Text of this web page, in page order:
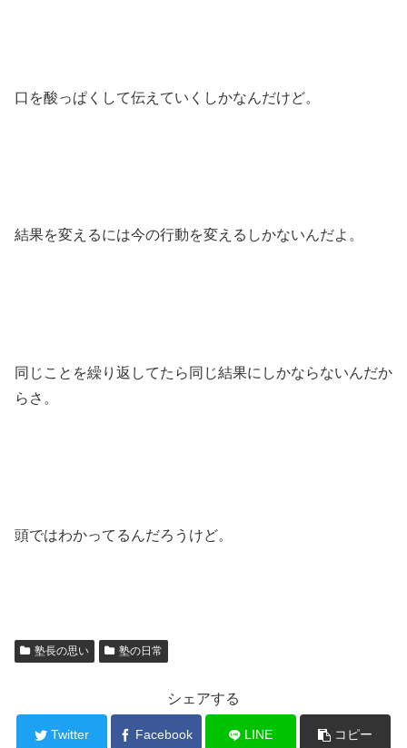
口を酸っぱくして伝えていくしかなんだけど。
結果を変えるには今の行動を変えるしかないんだよ。
同じことを繰り返してたら同じ結果にしかならないんだか
らさ。
頭ではわかってるんだろうけど。
塾長の思い 塾の日常
シェアする
Twitter Facebook LINE コピー